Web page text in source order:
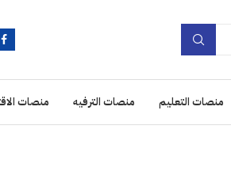
منصات التعليم منصات الترفيه منصات